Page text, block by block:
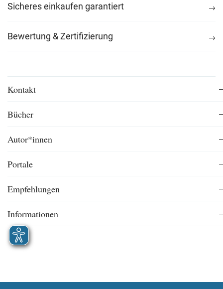
Sicheres einkaufen garantiert
Bewertung & Zertifizierung
Kontakt
Bücher
Autor*innen
Portale
Empfehlungen
Informationen